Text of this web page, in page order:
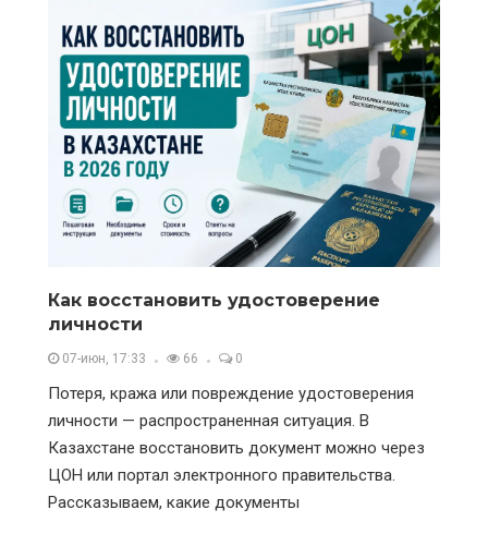
Как восстановить удостоверение
личности
07-июн, 17:33 66 0
Потеря, кража или повреждение удостоверения
личности — распространенная ситуация. В
Казахстане восстановить документ можно через
ЦОН или портал электронного правительства.
Рассказываем, какие документы